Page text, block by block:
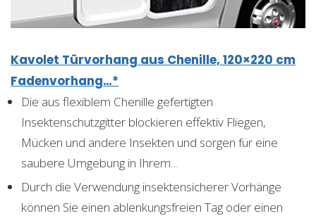
Kavolet Türvorhang aus Chenille, 120×220 cm
Fadenvorhang…*
Die aus flexiblem Chenille gefertigten
Insektenschutzgitter blockieren effektiv Fliegen,
Mücken und andere Insekten und sorgen für eine
saubere Umgebung in Ihrem…
Durch die Verwendung insektensicherer Vorhänge
können Sie einen ablenkungsfreien Tag oder einen